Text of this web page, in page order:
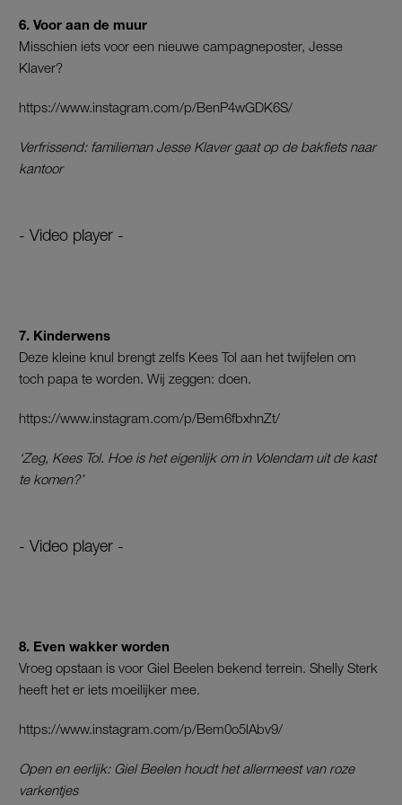
6. Voor aan de muur
Misschien iets voor een nieuwe campagneposter, Jesse
Klaver?
https://www.instagram.com/p/BenP4wGDK6S/
Verfrissend: familieman Jesse Klaver gaat op de bakfiets naar
kantoor
- Video player -
7. Kinderwens
Deze kleine knul brengt zelfs Kees Tol aan het twijfelen om
toch papa te worden. Wij zeggen: doen.
https://www.instagram.com/p/Bem6fbxhnZt/
‘Zeg, Kees Tol. Hoe is het eigenlijk om in Volendam uit de kast
te komen?’
- Video player -
8. Even wakker worden
Vroeg opstaan is voor Giel Beelen bekend terrein. Shelly Sterk
heeft het er iets moeilijker mee.
https://www.instagram.com/p/Bem0o5lAbv9/
Open en eerlijk: Giel Beelen houdt het allermeest van roze
varkentjes